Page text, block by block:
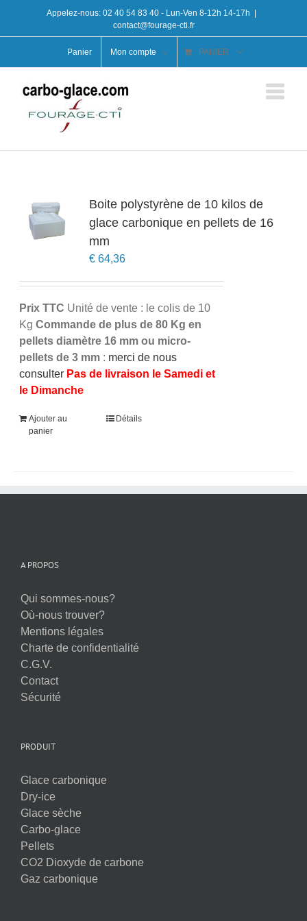
contenu
Appelez-nous: 02 40 54 83 40 - Lun-Ven 8-12h 14-17h
contact@fourage-cti.fr
Panier Mon compte PANIER
Boite polystyrène de 10 kilos de
glace carbonique en pellets de 16
mm
€ 64,36
Prix TTC Unité de vente : le colis de 10
KgCommande de plus de 80 Kg en
pellets diamètre 16 mm ou micro-
pellets de 3 mm : merci de nous
consulter Pas de livraison le Samedi et
le Dimanche
Ajouter au
panier
Détails
A PROPOS
Qui sommes-nous?
Où-nous trouver?
Mentions légales
Charte de confidentialité
C.G.V.
Contact
Sécurité
PRODUIT
Glace carbonique
Dry-ice
Glace sèche
Carbo-glace
Pellets
CO2 Dioxyde de carbone
Gaz carbonique